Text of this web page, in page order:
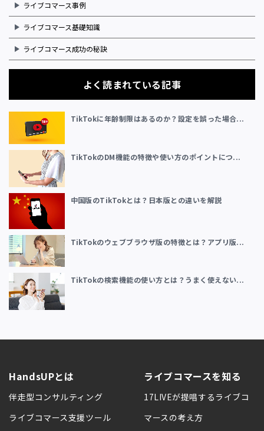
ライブコマース事例
ライブコマース基礎知識
ライブコマース成功の秘訣
よく読まれている記事
TikTokに年齢制限はあるのか？設定を誤った場合...
TikTokのDM機能の特徴や使い方のポイントにつ...
中国版のTikTokとは？日本版との違いを解説
TikTokのウェブブラウザ版の特徴とは？アプリ版...
TikTokの検索機能の使い方とは？うまく使えない...
HandsUPとは
伴走型コンサルティング
ライブコマース支援ツール
ライブコマースを知る
17LIVEが提唱するライブコ
マースの考え方